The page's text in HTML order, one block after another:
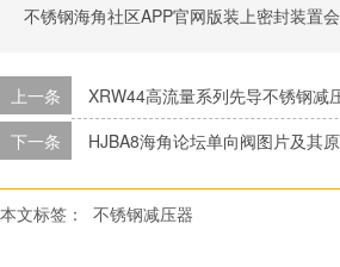
不锈钢海角社区APP官网版装上密封装置
上一条
XRW44高流量系列先导不锈钢减
下一条
HJBA8海角论坛单向阀图片及其
本文标签： 不锈钢减压器